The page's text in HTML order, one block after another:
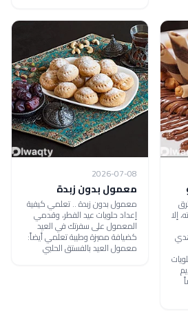
إلا
2026-07-08
معمول بدون زبدة
معمول بدون زبدة .. تعلمي كيفية
إعداد حلويات عيد الفطر، وقدمي
المعمول على سفرتك في العيد
كضيافة مميزة وطيبة تعلمي أيضاً:
معمول العيد بالفستق الحلبي